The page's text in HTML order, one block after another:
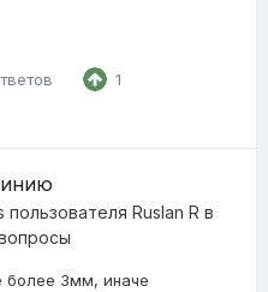
1
пользователя Ruslan R в
более 3мм, иначе